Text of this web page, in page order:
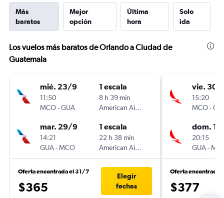
Más
baratos
Mejor
opción
Última
hora
Solo
ida
Los vuelos más baratos de Orlando a Ciudad de
Guatemala
mié. 23/9
11:50
MCO-GUA
1 escala
8 h 39 min
American Airlines
mar. 29/9
14:21
GUA-MCO
1 escala
22 h 38 min
American Airlines
Oferta encontrada el 31/7
$365
Elegir
fechas
vie. 30/
15:20
MCO-
dom. 1/
20:15
GUA-
Oferta encontrada
$377